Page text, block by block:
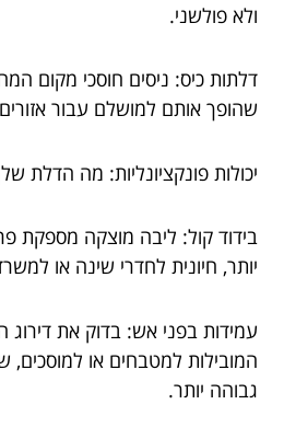
ולא פולשני.
דלתות כיס: ניסים חוסכי מקום
שהופך אותם למושלם עבור
יכולות פונקציונליות: מה הדלת
בידוד קול: ליבה מוצקה מספקת
יותר, חיונית לחדרי שינה או
עמידות בפני אש: בדוק את
המובילות למטבחים או
גבוהה יותר.